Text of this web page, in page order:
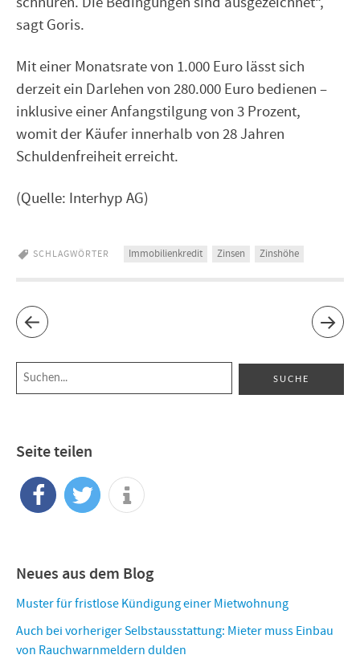
schnüren. Die Bedingungen sind ausgezeichnet“,
sagt Goris.
Mit einer Monatsrate von 1.000 Euro lässt sich
derzeit ein Darlehen von 280.000 Euro bedienen –
inklusive einer Anfangstilgung von 3 Prozent,
womit der Käufer innerhalb von 28 Jahren
Schuldenfreiheit erreicht.
(Quelle: Interhyp AG)
SCHLAGWÖRTER Immobilienkredit Zinsen Zinshöhe
Seite teilen
Neues aus dem Blog
Muster für fristlose Kündigung einer Mietwohnung
Auch bei vorheriger Selbstausstattung: Mieter muss Einbau
von Rauchwarnmeldern dulden